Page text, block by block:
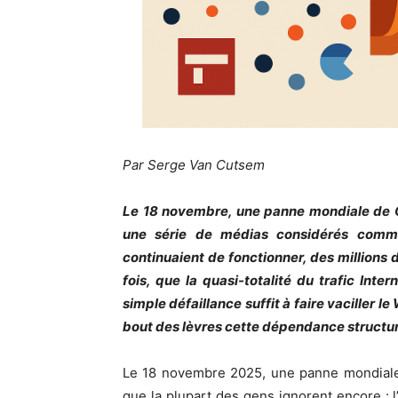
Par Serge Van Cutsem
Le 18 novembre, une panne mondiale
une série de médias considérés
continuaient de fonctionner, des millions
fois, que la quasi-totalité du trafic
simple défaillance suffit à faire vaciller le
bout des lèvres cette dépendance
Le 18 novembre 2025, une panne